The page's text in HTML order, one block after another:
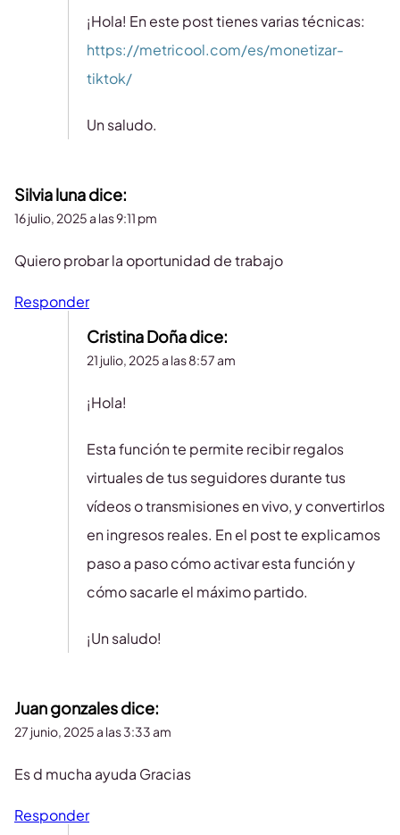
¡Hola! En este post tienes varias técnicas:
https://metricool.com/es/monetizar-
tiktok/
Un saludo.
Silvia lunadice:
16 julio, 2025 a las 9:11 pm
Quiero probar la oportunidad de trabajo
Responder
Cristina Doñadice:
21 julio, 2025 a las 8:57 am
¡Hola!
Esta función te permite recibir regalos
virtuales de tus seguidores durante tus
vídeos o transmisiones en vivo, y convertirlos
en ingresos reales. En el post te explicamos
paso a paso cómo activar esta función y
cómo sacarle el máximo partido.
¡Un saludo!
Juan gonzalesdice:
27 junio, 2025 a las 3:33 am
Es d mucha ayuda Gracias
Responder